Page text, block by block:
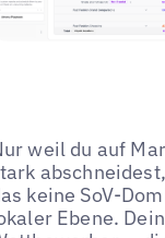
weil du auf
keine SoV-
Ebene.